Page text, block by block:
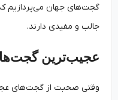
گجت‌های جهان می‌پردازیم که با
جالب و مفیدی دارند.
عجیب‌ترین گجت‌های
وقتی صحبت از گجت‌های